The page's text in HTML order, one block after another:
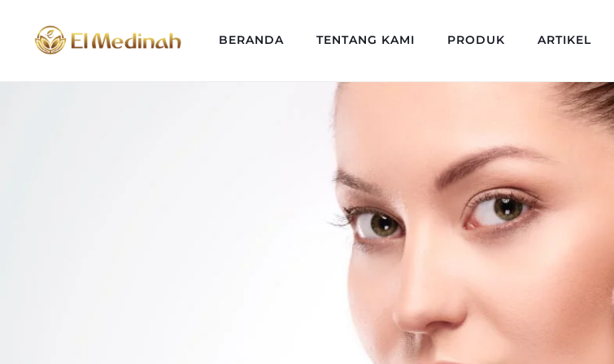
BERANDA TENTANG KAMI PRODUK ARTIKEL